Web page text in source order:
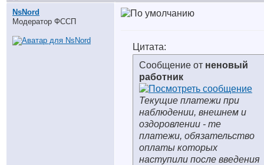
NsNord
Модератор ФССП
Цитата:
Сообщение от неновый
работник
Текущие платежи при
наблюдении, внешнем и
оздоровлении - те
платежи, обязательство
оплаты которых
наступили после введения